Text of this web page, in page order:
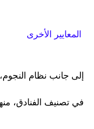
المعايير الأخرى
إلى جانب نظام
في تصنيف الفنادق،